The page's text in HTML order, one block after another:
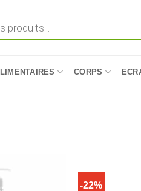
CORPS
-22%